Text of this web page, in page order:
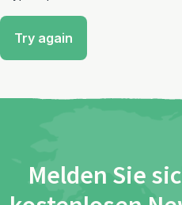
Try again
Melden Sie